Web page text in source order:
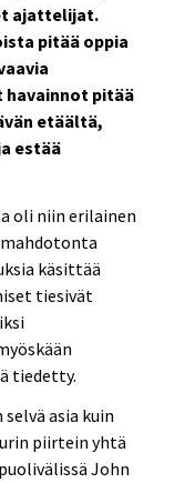
ajattelijat.
pitää oppia
havainnot pitää
etäältä,
estää
oli niin erilainen
käsittää
tiesivät
tiedetty.
asia kuin
piirtein yhtä
John